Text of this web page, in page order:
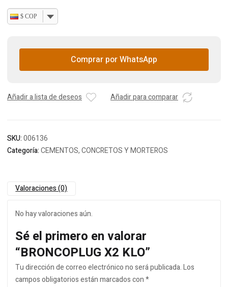
$ COP
Comprar por WhatsApp
Añadir a lista de deseos Añadir para comparar
SKU:006136
Categoría:CEMENTOS, CONCRETOS Y MORTEROS
Valoraciones (0)
No hay valoraciones aún.
Sé el primero en valorar
“BRONCOPLUG X2 KLO”
Tu dirección de correo electrónico no será publicada.Los
campos obligatorios están marcados con*